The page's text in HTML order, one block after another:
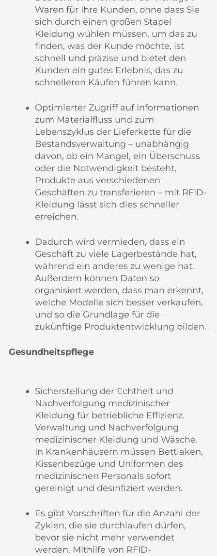
Waren für Ihre Kunden, ohne dass Sie
sich durch einen großen Stapel
Kleidung wühlen müssen, um das zu
finden, was der Kunde möchte, ist
schnell und präzise und bietet den
Kunden ein gutes Erlebnis, das zu
schnelleren Käufen führen kann.
Optimierter Zugriff auf Informationen
zum Materialfluss und zum
Lebenszyklus der Lieferkette für die
Bestandsverwaltung – unabhängig
davon, ob ein Mangel, ein Überschuss
oder die Notwendigkeit besteht,
Produkte aus verschiedenen
Geschäften zu transferieren – mit RFID-
Kleidung lässt sich dies schneller
erreichen.
Dadurch wird vermieden, dass ein
Geschäft zu viele Lagerbestände hat,
während ein anderes zu wenige hat.
Außerdem können Daten so
organisiert werden, dass man erkennt,
welche Modelle sich besser verkaufen,
und so die Grundlage für die
zukünftige Produktentwicklung bilden.
Gesundheitspflege
Sicherstellung der Echtheit und
Nachverfolgung medizinischer
Kleidung für betriebliche Effizienz.
Verwaltung und Nachverfolgung
medizinischer Kleidung und Wäsche.
In Krankenhäusern müssen Bettlaken,
Kissenbezüge und Uniformen des
medizinischen Personals sofort
gereinigt und desinfiziert werden.
Es gibt Vorschriften für die Anzahl der
Zyklen, die sie durchlaufen dürfen,
bevor sie nicht mehr verwendet
werden. Mithilfe von RFID-